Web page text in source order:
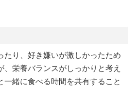
たり、好き嫌いが激しかったため
栄養バランスがしっかりと考え
一緒に食べる時間を共有すること